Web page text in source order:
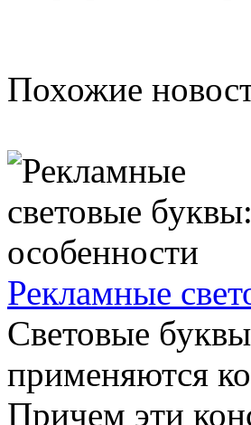
Похожие
Рекламные
Световые
применяются
Причем эти